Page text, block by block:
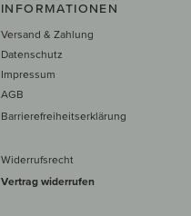
INFORMATIONEN
Versand & Zahlung
Datenschutz
Impressum
AGB
Barrierefreiheitserklärung
Widerrufsrecht
Vertrag widerrufen